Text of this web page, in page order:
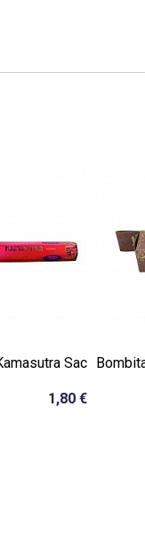
Sac
1,80 €